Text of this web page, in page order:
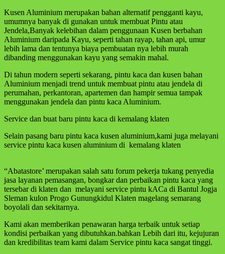
Kusen Aluminium merupakan bahan alternatif pengganti kayu,
umumnya banyak di gunakan untuk membuat Pintu atau
Jendela,Banyak kelebihan dalam penggunaan Kusen berbahan
Aluminium daripada Kayu, seperti tahan rayap, tahan api, umur
lebih lama dan tentunya biaya pembuatan nya lebih murah
dibanding menggunakan kayu yang semakin mahal.
Di tahun modern seperti sekarang, pintu kaca dan kusen bahan
Aluminium menjadi trend untuk membuat pintu atau jendela di
perumahan, perkantoran, apartemen dan hampir semua tampak
menggunakan jendela dan pintu kaca Aluminium.
Service dan buat baru pintu kaca di kemalang klaten
Selain pasang baru pintu kaca kusen aluminium,kami juga melayani
service pintu kaca kusen aluminium di kemalang klaten
“Abatastore’ merupakan salah satu forum pekerja tukang penyedia
jasa layanan pemasangan, bongkar dan perbaikan pintu kaca yang
tersebar di klaten dan melayani service pintu kACa di Bantul Jogja
Sleman kulon Progo Gunungkidul Klaten magelang semarang
boyolali dan sekitarnya.
Kami akan memberikan penawaran harga terbaik untuk setiap
kondisi perbaikan yang dibutuhkan.bahkan Lebih dari itu, kejujuran
dan kredibilitas team kami dalam Service pintu kaca sangat tinggi.